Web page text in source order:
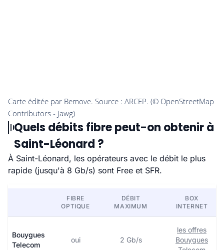
Quels débits fibre peut-on obtenir à
Saint-Léonard ?
À Saint-Léonard, les opérateurs avec le débit le plus
rapide (jusqu'à 8 Gb/s) sont Free et SFR.
FIBRE
OPTIQUE
DÉBIT
MAXIMUM
BOX
INTERNET
Bouygues
Telecom
oui 2 Gb/s
les offres
Bouygues